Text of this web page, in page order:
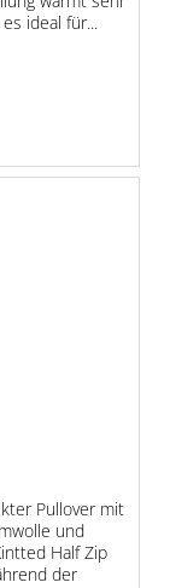
ideal für...
Pullover mit
und
Half Zip
der